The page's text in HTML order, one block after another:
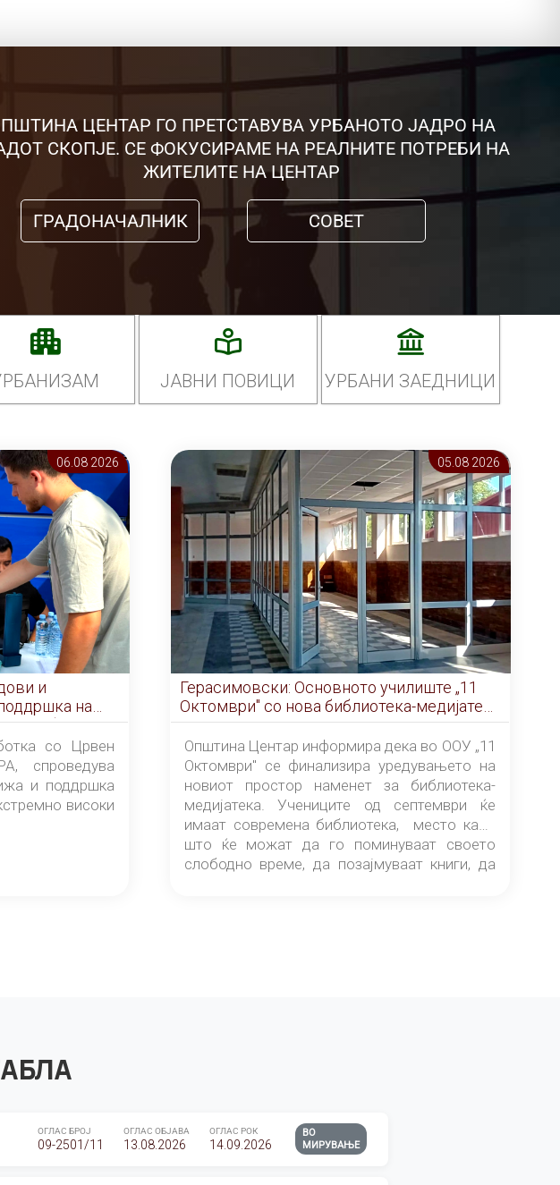
ЦЕНТАР ГО ПРЕТСТАВУВА УРБАНОТО ЈАДРО НА
СКОПЈЕ. СЕ ФОКУСИРАМЕ НА РЕАЛНИТЕ ПОТРЕБИ НА
ЖИТЕЛИТЕ НА ЦЕНТАР
ГРАДОНАЧАЛНИК СОВЕТ
ЈАВНИ ПОВИЦИ УРБАНИ ЗАЕДНИЦИ
06.08 2026
и
на
бран
со Црвен
спроведува
и поддршка
високи
05.08 2026
Герасимовски: Основното училиште „11
Октомври" со нова библиотека-медијатека
од септември
Општина Центар информира дека во ООУ „11
Октомври" се финализира уредувањето на
новиот простор наменет за библиотека-
медијатека. Учениците од септември ќе
имаат современа библиотека, место каде
што ќе можат да го поминуваат своето
слободно време, да позајмуваат книги, да
ОГЛАС БРОЈ
09-2501/11
ОГЛАС ОБЈАВА
13.08.2026
ОГЛАС РОК
14.09.2026
ВО
МИРУВАЊЕ